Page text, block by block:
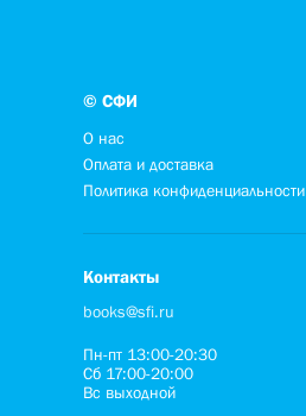
© СФИ
О нас
Оплата и доставка
Политика конфиденциальности
Контакты
books@sfi.ru
Пн-пт 13:00-20:30
Сб 17:00-20:00
Вс выходной